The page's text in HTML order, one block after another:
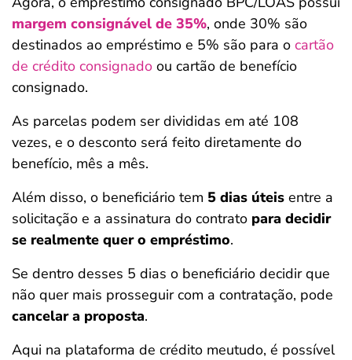
margem consignável de 35%, onde 30% são
destinados ao empréstimo e 5% são para o cartão
de crédito consignado ou cartão de benefício
consignado.
As parcelas podem ser divididas em até 108
vezes, e o desconto será feito diretamente do
benefício, mês a mês.
Além disso, o beneficiário tem 5 dias úteis entre a
solicitação e a assinatura do contrato para decidir
se realmente quer o empréstimo.
Se dentro desses 5 dias o beneficiário decidir que
não quer mais prosseguir com a contratação, pode
cancelar a proposta.
Aqui na plataforma de crédito meutudo, é possível